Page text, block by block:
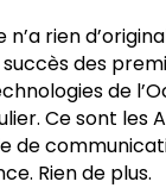
n’a rien
des
de
Ce sont les
de
Rien de plus.